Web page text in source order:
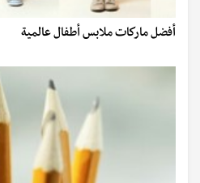
أفضل ماركات ملابس أطفال عالمية